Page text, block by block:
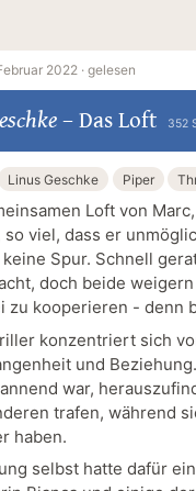
2022 ·gelesen
– Das Loft 352
Linus Geschke Piper
Loft von
viel, dass er
Spur. Schnell
doch beide
zu kooperieren - denn
konzentriert sich
und
war,
trafen, während
haben.
selbst hatte dafür